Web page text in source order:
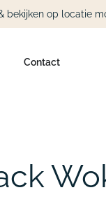
bekijken op locatie
Contact